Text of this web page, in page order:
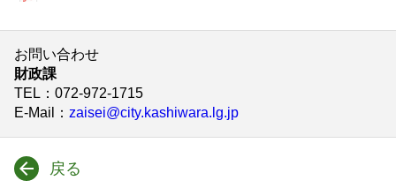
お問い合わせ
財政課
TEL ：072-972-1715
E-Mail
： zaisei@city.kashiwara.lg.jp
戻る